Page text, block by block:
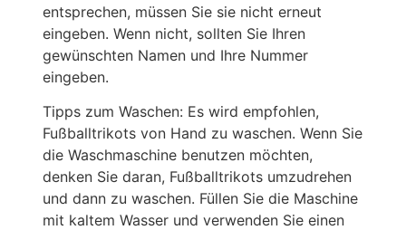
entsprechen, müssen Sie sie nicht erneut
eingeben. Wenn nicht, sollten Sie Ihren
gewünschten Namen und Ihre Nummer
eingeben.
Tipps zum Waschen: Es wird empfohlen,
Fußballtrikots von Hand zu waschen. Wenn Sie
die Waschmaschine benutzen möchten,
denken Sie daran, Fußballtrikots umzudrehen
und dann zu waschen. Füllen Sie die Maschine
mit kaltem Wasser und verwenden Sie einen